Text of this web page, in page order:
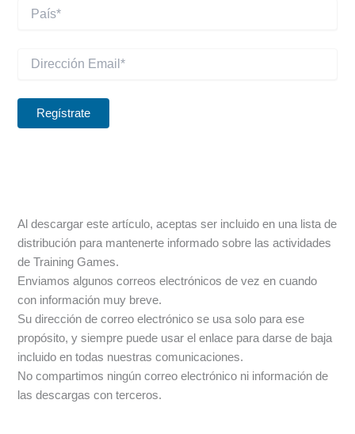
Al descargar este artículo, aceptas ser incluido en una lista de
distribución para mantenerte informado sobre las actividades
de Training Games.
Enviamos algunos correos electrónicos de vez en cuando
con información muy breve.
Su dirección de correo electrónico se usa solo para ese
propósito, y siempre puede usar el enlace para darse de baja
incluido en todas nuestras comunicaciones.
No compartimos ningún correo electrónico ni información de
las descargas con terceros.